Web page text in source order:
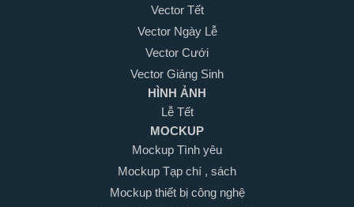
Vector Tết
Vector Ngày Lễ
Vector Cưới
Vector Giáng Sinh
HÌNH ẢNH
Lễ Tết
MOCKUP
Mockup Tình yêu
Mockup Tạp chí , sách
Mockup thiết bị công nghệ